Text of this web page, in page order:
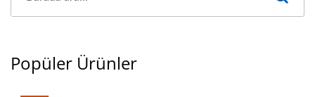
Popüler Ürünler